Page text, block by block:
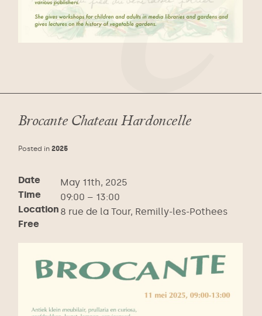
Brocante Chateau Hardoncelle
Posted in 2025
Date
May 11th, 2025
Time
09:00 – 13:00
Location 8 rue de la Tour, Remilly-les-Pothees
Free